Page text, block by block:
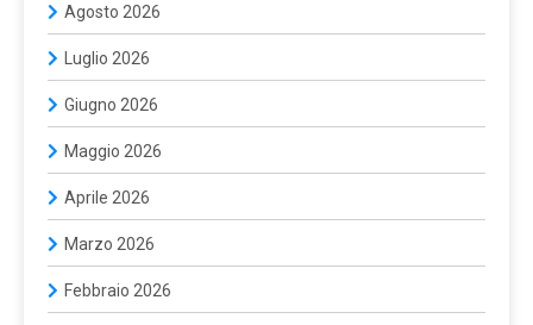
Agosto 2026
Luglio 2026
Giugno 2026
Maggio 2026
Aprile 2026
Marzo 2026
Febbraio 2026